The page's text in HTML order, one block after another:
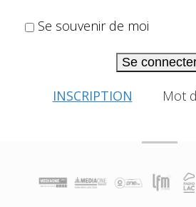
Se souvenir de moi
Se
INSCRIPTION Mot